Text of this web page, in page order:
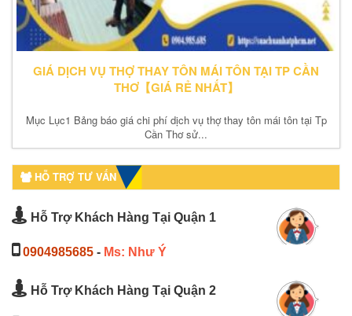
GIÁ DỊCH VỤ THỢ THAY TÔN MÁI TÔN TẠI TP CẦN
THƠ【GIÁ RẺ NHẤT】
Mục Lục1 Bảng báo giá chi phí dịch vụ thợ thay tôn mái tôn tại Tp
Cần Thơ sử...
HỖ TRỢ TƯ VẤN
Hỗ Trợ Khách Hàng Tại Quận 1
0904985685 - Ms: Như Ý
Hỗ Trợ Khách Hàng Tại Quận 2